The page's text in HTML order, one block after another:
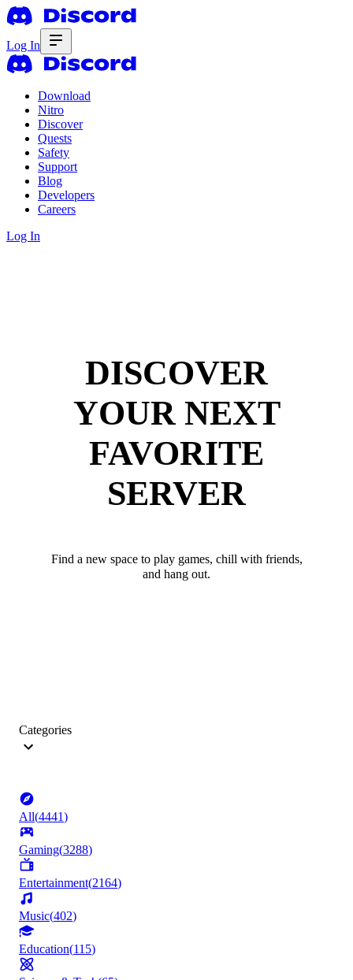
Log In
Download
Nitro
Discover
Quests
Safety
Support
Blog
Developers
Careers
Log In
DISCOVER
YOUR NEXT
FAVORITE
SERVER
Find a new space to play games, chill with friends,
and hang out.
Categories
All(4441)
Gaming(3288)
Entertainment(2164)
Music(402)
Education(115)